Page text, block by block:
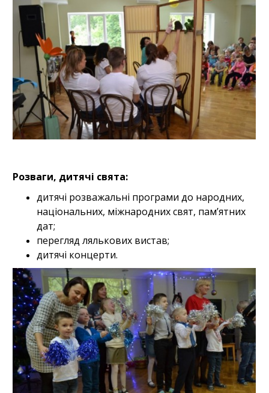
Розваги, дитячі свята:
дитячі розважальні програми до народних,
національних, міжнародних свят, пам’ятних
дат;
перегляд лялькових вистав;
дитячі концерти.